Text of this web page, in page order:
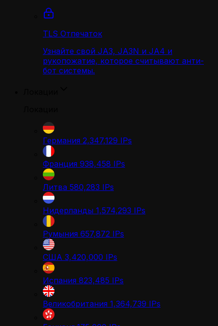
TLS Отпечаток
Узнайте свой JA3, JA3N и JA4 и
рукопожатие, которое считывают анти-
бот системы.
Германия 2,347,129 IPs
Франция 938,458 IPs
Литва 580,283 IPs
Нидерланды 1,574,293 IPs
Румыния 657,872 IPs
США 3,420,000 IPs
Испания 823,485 IPs
Великобритания 1,364,739 IPs